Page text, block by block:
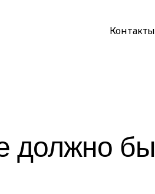
Контакты
должно